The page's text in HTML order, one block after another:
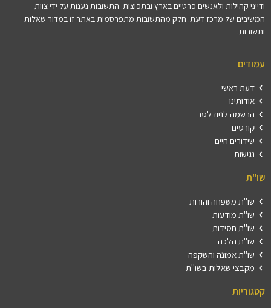
ודייני קהילות ולאנשים פרטיים בארץ ובתפוצות. התשובות נענות על ידי צוות
המשיבים של מרכז דעת. חלק מהתשובות מתפרסמות באתר זו במדור שאלות
ותשובות.
עמודים
דעת ראשי
אודותינו
הרשמה לניוז לטר
קורסים
שידורים חיים
נגישות
שו"ת
שו"ת משפחה והורות
שו"ת מודעות
שו"ת חסידות
שו"ת הלכה
שו"ת אמונה והשקפה
מקבצי שאלות בשו"ת
קטגוריות